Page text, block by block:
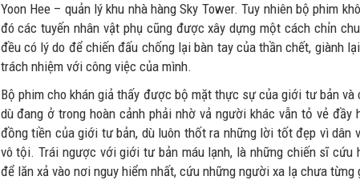
Yoon Hee – quản lý khu nhà hàng Sky Tower. Tuy nhiên bộ phim
đó các tuyến nhân vật phụ cũng được xây dựng một cách chỉn
đều có lý do để chiến đấu chống lại bàn tay của thần chết, giành
trách nhiệm với công việc của mình.
Bộ phim cho khán giả thấy được bộ mặt thực sự của giới tư bản
dù đang ở trong hoàn cảnh phải nhờ vả người khác vẫn tỏ vẻ
đồng tiền của giới tư bản, dù luôn thốt ra những lời tốt đẹp vì
vô tội. Trái ngược với giới tư bản máu lạnh, là những chiến sĩ cứu
để lăn xả vào nơi nguy hiểm nhất, cứu những người xa lạ chưa từng